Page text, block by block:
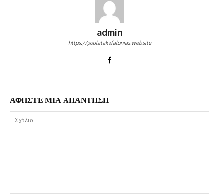
admin
https://poulatakefalonias.website
ΑΦΗΣΤΕ ΜΙΑ ΑΠΑΝΤΗΣΗ